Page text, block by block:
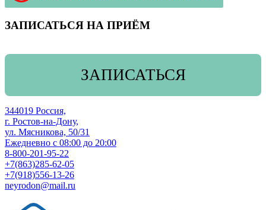
ЗАПИСАТЬСЯ НА ПРИЁМ
ЗАПИСАТЬСЯ
344019 Россия,
г. Ростов-на-Дону,
ул. Мясникова, 50/31
Ежедневно с 08:00 до 20:00
8-800-201-95-22
+7(863)285-62-05
+7(918)556-13-26
neyrodon@mail.ru